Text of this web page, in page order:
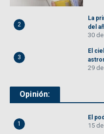
2
La
del
30
3
El
29
Opinión:
1
El
15